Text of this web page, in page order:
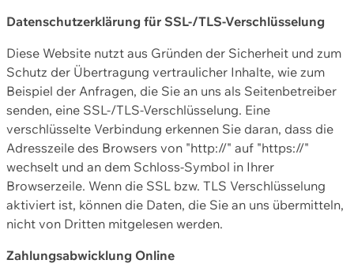
Datenschutzerklärung für SSL-/TLS-Verschlüsselung
Diese Website nutzt aus Gründen der Sicherheit und zum
Schutz der Übertragung vertraulicher Inhalte, wie zum
Beispiel der Anfragen, die Sie an uns als Seitenbetreiber
senden, eine SSL-/TLS-Verschlüsselung. Eine
verschlüsselte Verbindung erkennen Sie daran, dass die
Adresszeile des Browsers von "http://" auf "https://"
wechselt und an dem Schloss-Symbol in Ihrer
Browserzeile. Wenn die SSL bzw. TLS Verschlüsselung
aktiviert ist, können die Daten, die Sie an uns übermitteln,
nicht von Dritten mitgelesen werden.
Zahlungsabwicklung Online